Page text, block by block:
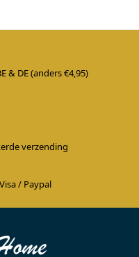
& DE (anders €4,95)
verzending
/ Paypal